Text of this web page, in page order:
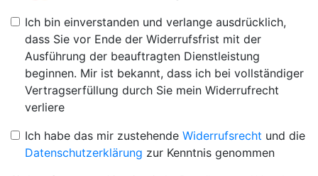
Ich bin einverstanden und verlange ausdrücklich,
dass Sie vor Ende der Widerrufsfrist mit der
Ausführung der beauftragten Dienstleistung
beginnen. Mir ist bekannt, dass ich bei vollständiger
Vertragserfüllung durch Sie mein Widerrufrecht
verliere
Ich habe das mir zustehende Widerrufsrecht und die
Datenschutzerklärung zur Kenntnis genommen